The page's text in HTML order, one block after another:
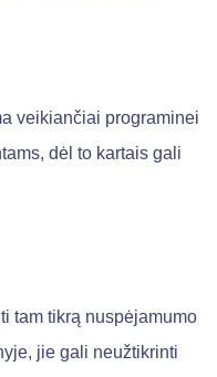
veikiančiai programinei
dėl to kartais gali
tam tikrą nuspėjamumo
jie gali neužtikrinti